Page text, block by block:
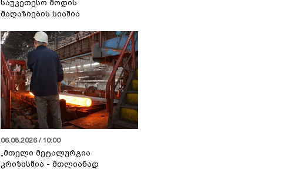
საუკეთესო მოდის
მაღაზიების სიაშია
06.08.2026 / 10:00
„მთელი მეტალურგია
კრიზისშია - მთლიანად